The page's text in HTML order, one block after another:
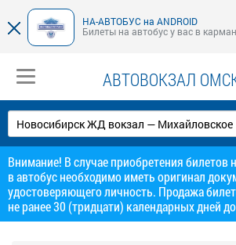
НА-АВТОБУС на ANDROID
Билеты на автобус у вас в
АВТОВОКЗАЛ
Внимание! В случае приобретения билетов
в автобус необходимо иметь оригинал
удостоверяющего личность. Продажа
не ранее 30 (тридцати) календарных дней